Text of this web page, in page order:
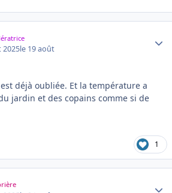
2025le 19 août
déjà oubliée. Et la température a
jardin et des copains comme si de
1